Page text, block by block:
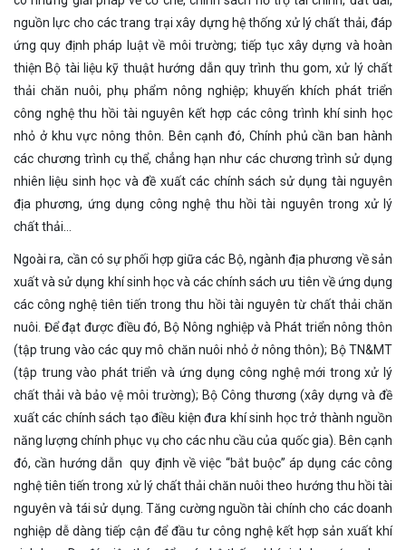
nguồn lực cho các trang trại xây dựng hệ thống xử lý chất thải, đáp
ứng quy định pháp luật về môi trường; tiếp tục xây dựng và hoàn
thiện Bộ tài liệu kỹ thuật hướng dẫn quy trình thu gom, xử lý chất
thải chăn nuôi, phụ phẩm nông nghiệp; khuyến khích phát triển
công nghệ thu hồi tài nguyên kết hợp các công trình khí sinh học
nhỏ ở khu vực nông thôn. Bên cạnh đó, Chính phủ cần ban hành
các chương trình cụ thể, chẳng hạn như các chương trình sử dụng
nhiên liệu sinh học và đề xuất các chính sách sử dụng tài nguyên
địa phương, ứng dụng công nghệ thu hồi tài nguyên trong xử lý
chất thải…
Ngoài ra, cần có sự phối hợp giữa các Bộ, ngành địa phương về sản
xuất và sử dụng khí sinh học và các chính sách ưu tiên về ứng dụng
các công nghệ tiên tiến trong thu hồi tài nguyên từ chất thải chăn
nuôi. Để đạt được điều đó, Bộ Nông nghiệp và Phát triển nông thôn
(tập trung vào các quy mô chăn nuôi nhỏ ở nông thôn); Bộ TN&MT
(tập trung vào phát triển và ứng dụng công nghệ mới trong xử lý
chất thải và bảo vệ môi trường); Bộ Công thương (xây dựng và đề
xuất các chính sách tạo điều kiện đưa khí sinh học trở thành nguồn
năng lượng chính phục vụ cho các nhu cầu của quốc gia). Bên cạnh
đó, cần hướng dẫn quy định về việc “bắt buộc” áp dụng các công
nghệ tiên tiến trong xử lý chất thải chăn nuôi theo hướng thu hồi tài
nguyên và tái sử dụng. Tăng cường nguồn tài chính cho các doanh
nghiệp dễ dàng tiếp cận để đầu tư công nghệ kết hợp sản xuất khí